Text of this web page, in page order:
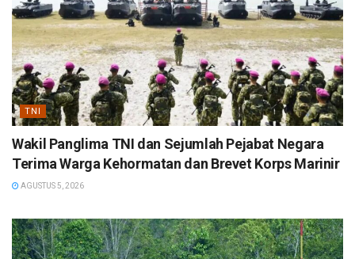
TNI
Wakil Panglima TNI dan Sejumlah Pejabat Negara
Terima Warga Kehormatan dan Brevet Korps Marinir
AGUSTUS 5, 2026